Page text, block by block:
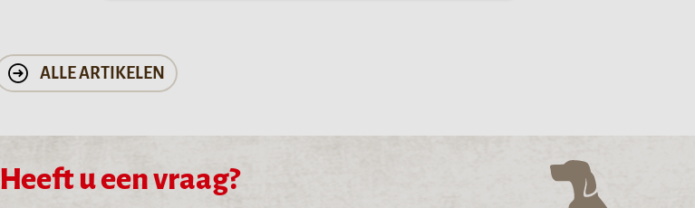
ALLE ARTIKELEN
Heeft u een vraag?